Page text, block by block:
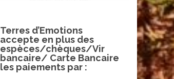
Terres d’Emotions
accepte en plus des
espèces/chèques/Vir
bancaire/ Carte Bancaire
les paiements par :